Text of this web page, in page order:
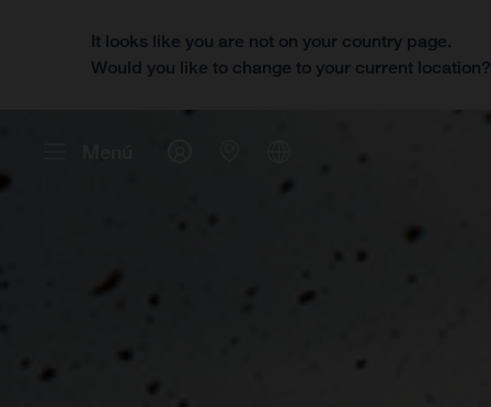
It looks like you are not on your country page.
Would you like to change to your current location?